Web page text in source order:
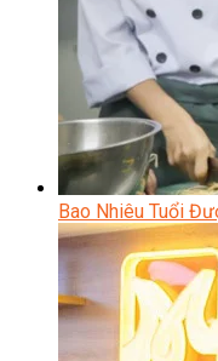
Bao Nhiêu Tuổi